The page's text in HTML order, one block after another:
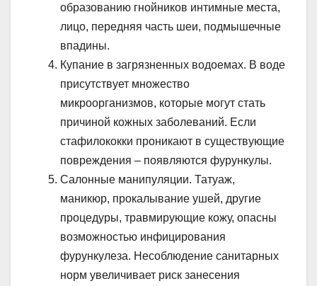
образованию гнойников интимные места,
лицо, передняя часть шеи, подмышечные
впадины.
Купание в загрязненных водоемах. В воде
присутствует множество
микроорганизмов, которые могут стать
причиной кожных заболеваний. Если
стафилококки проникают в существующие
повреждения – появляются фурункулы.
Салонные манипуляции. Татуаж,
маникюр, прокалывание ушей, другие
процедуры, травмирующие кожу, опасны
возможностью инфицирования
фурункулеза. Несоблюдение санитарных
норм увеличивает риск занесения